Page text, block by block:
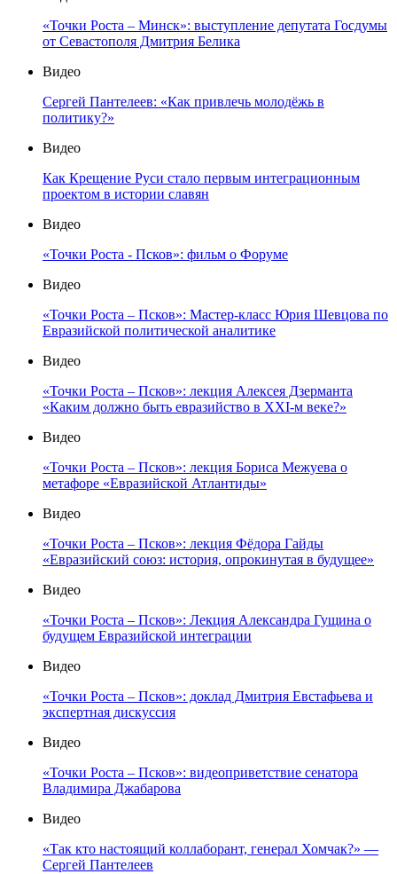
«Точки Роста – Минск»: выступление депутата Госдумы
от Севастополя Дмитрия Белика
Видео
Сергей Пантелеев: «Как привлечь молодёжь в
политику?»
Видео
Как Крещение Руси стало первым интеграционным
проектом в истории славян
Видео
«Точки Роста - Псков»: фильм о Форуме
Видео
«Точки Роста – Псков»: Мастер-класс Юрия Шевцова по
Евразийской политической аналитике
Видео
«Точки Роста – Псков»: лекция Алексея Дзерманта
«Каким должно быть евразийство в XXI-м веке?»
Видео
«Точки Роста – Псков»: лекция Бориса Межуева о
метафоре «Евразийской Атлантиды»
Видео
«Точки Роста – Псков»: лекция Фёдора Гайды
«Евразийский союз: история, опрокинутая в будущее»
Видео
«Точки Роста – Псков»: Лекция Александра Гущина о
будущем Евразийской интеграции
Видео
«Точки Роста – Псков»: доклад Дмитрия Евстафьева и
экспертная дискуссия
Видео
«Точки Роста – Псков»: видеоприветствие сенатора
Владимира Джабарова
Видео
«Так кто настоящий коллаборант, генерал Хомчак?» —
Сергей Пантелеев